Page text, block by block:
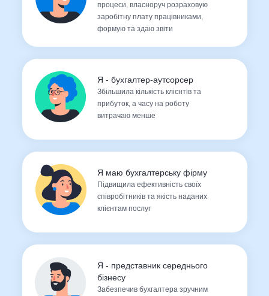
процеси, власноруч розраховую
заробітну плату працівниками,
формую та здаю звіти
Я - бухгалтер-аутсорсер
Збільшила кількість клієнтів та
прибуток, а часу на роботу
витрачаю менше
Я маю бухгалтерську фірму
Підвищила ефективність своїх
співробітників та якість наданих
клієнтам послуг
Я - представник середнього
бізнесу
Забезпечив бухгалтера зручним